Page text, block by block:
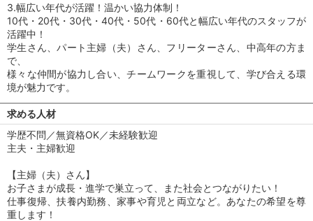
3.幅広い年代が活躍！温かい協力体制！
10代・20代・30代・40代・50代・60代と幅広い年代のスタッフが
活躍中！
学生さん、パート主婦（夫）さん、フリーターさん、中高年の方ま
で、
様々な仲間が協力し合い、チームワークを重視して、学び合える環
境が魅力です。
求める人材
学歴不問／無資格OK／未経験歓迎
主夫・主婦歓迎
【主婦（夫）さん】
お子さまが成長・進学で巣立って、また社会とつながりたい！
仕事復帰、扶養内勤務、家事や育児と両立など。あなたの希望を尊
重します！